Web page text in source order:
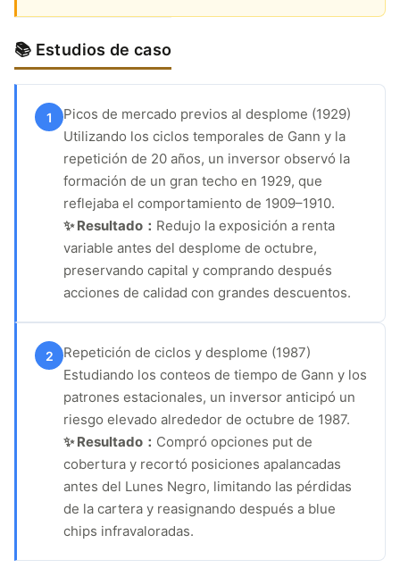
📚 Estudios de caso
1
Picos de mercado previos al desplome (1929)
Utilizando los ciclos temporales de Gann y la
repetición de 20 años, un inversor observó la
formación de un gran techo en 1929, que
reflejaba el comportamiento de 1909–1910.
✨ Resultado： Redujo la exposición a renta
variable antes del desplome de octubre,
preservando capital y comprando después
acciones de calidad con grandes descuentos.
2
Repetición de ciclos y desplome (1987)
Estudiando los conteos de tiempo de Gann y los
patrones estacionales, un inversor anticipó un
riesgo elevado alrededor de octubre de 1987.
✨ Resultado： Compró opciones put de
cobertura y recortó posiciones apalancadas
antes del Lunes Negro, limitando las pérdidas
de la cartera y reasignando después a blue
chips infravaloradas.